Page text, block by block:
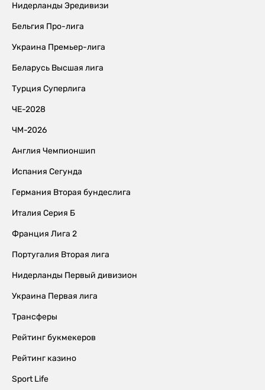
Нидерланды Эредивизи
Бельгия Про-лига
Украина Премьер-лига
Беларусь Высшая лига
Турция Суперлига
ЧЕ-2028
ЧМ-2026
Англия Чемпионшип
Испания Сегунда
Германия Вторая бундеслига
Италия Серия Б
Франция Лига 2
Португалия Вторая лига
Нидерланды Первый дивизион
Украина Первая лига
Трансферы
Рейтинг букмекеров
Рейтинг казино
Sport Life